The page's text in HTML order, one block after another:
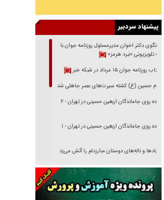
پیشنهاد سردبیر
گفتگوی دکتر اخوان مدیرمسئول روزنامه جوان با
برنامه تلویزیونی «نبرد هرمز»
بازتاب روزنامه جوان ۱۵ مرداد در شبکه خبر
امام حسین (ع) کشته سیرت‌های عصر جاهلی شد
پیاده روی جاماندگان اربعین حسینی در تهران - ۲
پیاده روی جاماندگان اربعین حسینی در تهران - ۱
فریاد‌ها و ناله‌های دوستان مبارزدلم را آتش می‌زد
تغییر رویه دشمن در ترور از شیخ فضل‌الله تا مصباح
خرید قسطی اولش خنده و آخرش گریه است!